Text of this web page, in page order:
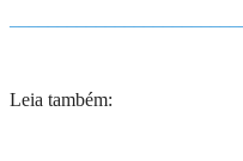
Leia também: